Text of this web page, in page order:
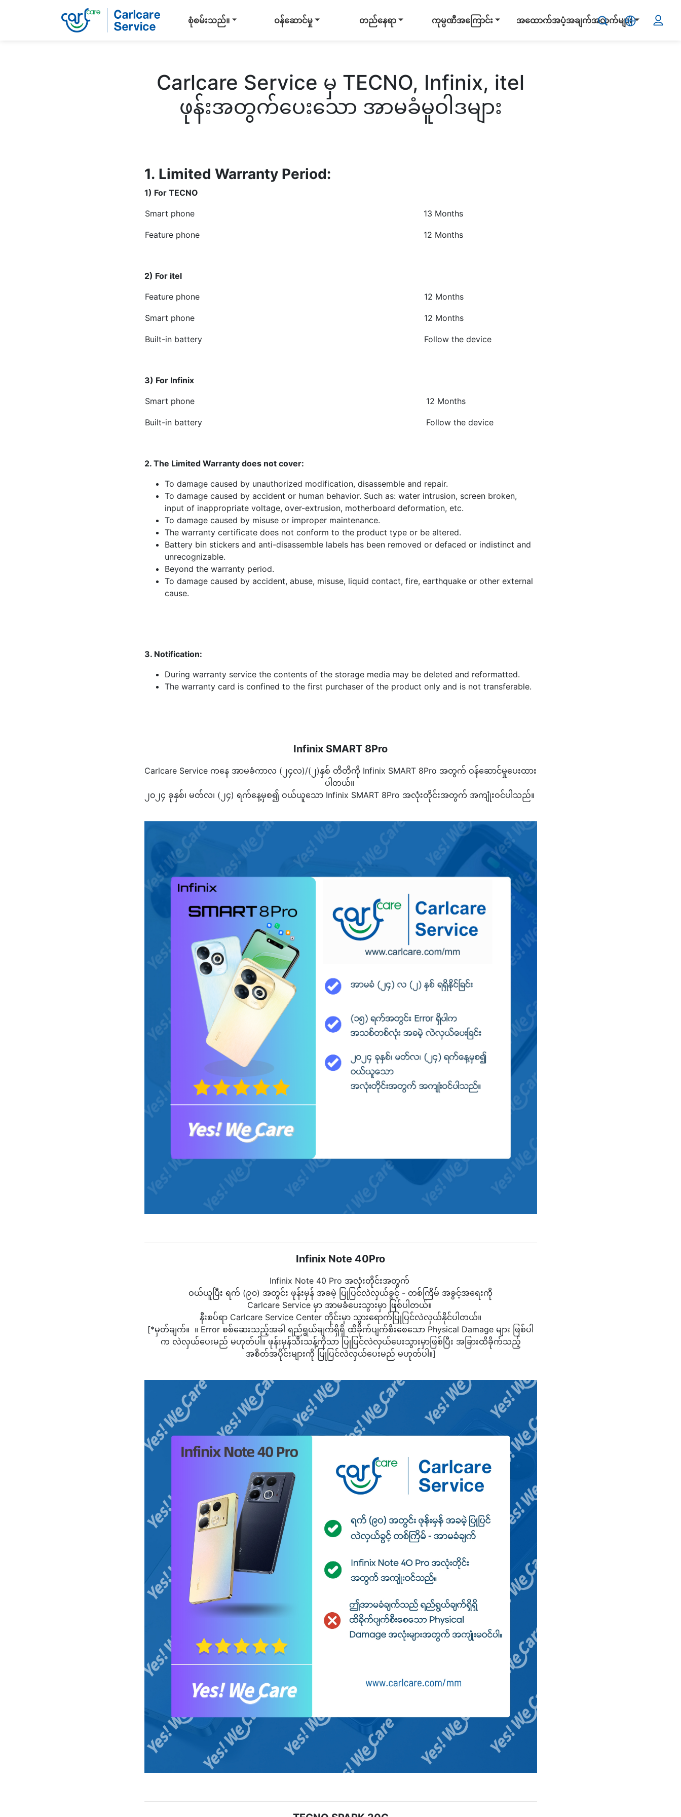
စုံစမ်းသည်။ ဝန်ဆောင်မှု တည်နေရာ ကုမ္ပဏီအကြောင်း အထောက်အပံ့အချက်အလက်များ
Carlcare Service မှ TECNO, Infinix, itel
ဖုန်းအတွက်ပေးသော အာမခံမူဝါဒများ
1. Limited Warranty Period:
1) For TECNO
Smart phone 13 Months
Feature phone 12 Months
2) For itel
Feature phone 12 Months
Smart phone 12 Months
Built-in battery Follow the device
3) For Infinix
Smart phone 12 Months
Built-in battery Follow the device
2. The Limited Warranty does not cover:
To damage caused by unauthorized modification, disassemble and repair.
To damage caused by accident or human behavior. Such as: water intrusion, screen broken,
input of inappropriate voltage, over-extrusion, motherboard deformation, etc.
To damage caused by misuse or improper maintenance.
The warranty certificate does not conform to the product type or be altered.
Battery bin stickers and anti-disassemble labels has been removed or defaced or indistinct and
unrecognizable.
Beyond the warranty period.
To damage caused by accident, abuse, misuse, liquid contact, fire, earthquake or other external
cause.
3. Notification:
During warranty service the contents of the storage media may be deleted and reformatted.
The warranty card is confined to the first purchaser of the product only and is not transferable.
Infinix SMART 8Pro
Carlcare Service ကနေ အာမခံကာလ (၂၄လ)/(၂)နှစ် တိတိကို Infinix SMART 8Pro အတွက် ဝန်ဆောင်မှုပေးထား
ပါတယ်။
၂၀၂၄ ခုနှစ်၊ မတ်လ၊ (၂၄) ရက်နေ့မှစ၍ ဝယ်ယူသော Infinix SMART 8Pro အလုံးတိုင်းအတွက် အကျုံးဝင်ပါသည်။
Infinix Note 40Pro
Infinix Note 40 Pro အလုံးတိုင်းအတွက်
ဝယ်ယူပြီး ရက် (၉၀) အတွင်း ဖုန်းမှန် အခမဲ့ ပြုပြင်လဲလှယ်ခွင့် - တစ်ကြိမ် အခွင့်အရေးကို
Carlcare Service မှာ အာမခံပေးသွားမှာ ဖြစ်ပါတယ်။
နီးစပ်ရာ Carlcare Service Center တိုင်းမှာ သွားရောက်ပြုပြင်လဲလှယ်နိုင်ပါတယ်။
[*မှတ်ချက်။ ။ Error စစ်ဆေးသည့်အခါ ရည်ရွယ်ချက်ရှိရှိ ထိခိုက်ပျက်စီးစေသော Physical Damage များ ဖြစ်ပါ
က လဲလှယ်ပေးမည် မဟုတ်ပါ။ ဖုန်းမှန်သီးသန့်ကိုသာ ပြုပြင်လဲလှယ်ပေးသွားမှာဖြစ်ပြီး အခြားထိခိုက်သည့်
အစိတ်အပိုင်းများကို ပြုပြင်လဲလှယ်ပေးမည် မဟုတ်ပါ။]